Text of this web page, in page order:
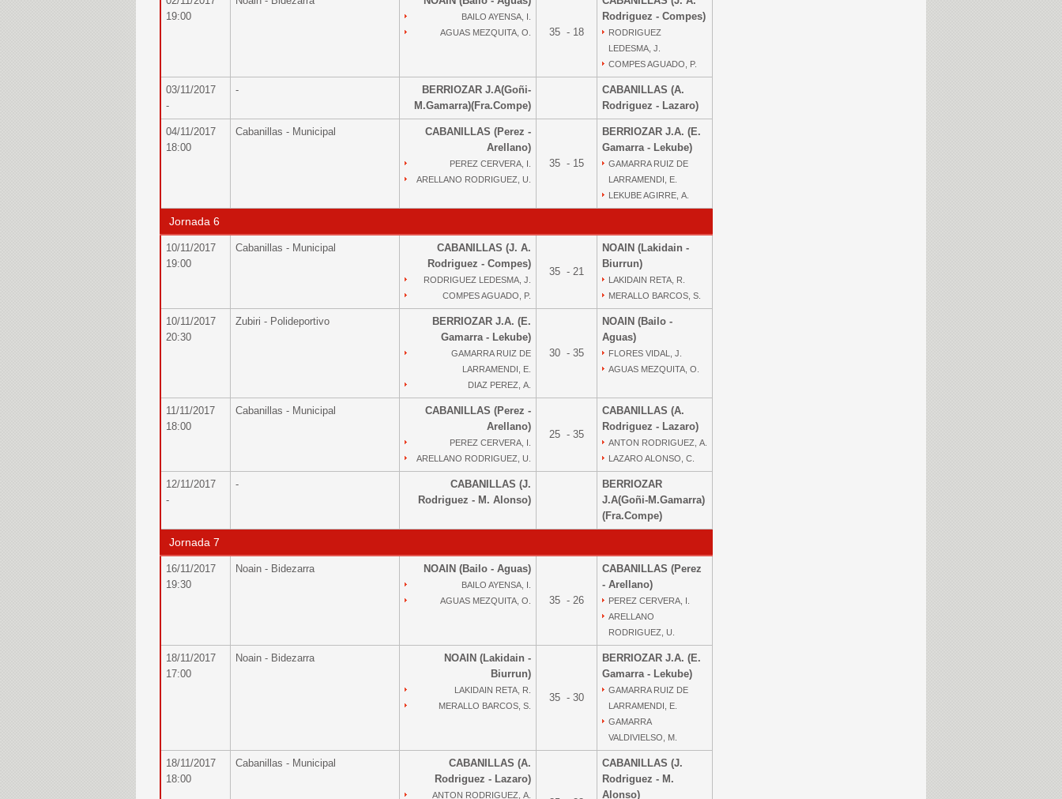
19:00
BAILO AYENSA, I.
AGUAS MEZQUITA, O.
35 - 18
Rodriguez - Compes)
RODRIGUEZ
LEDESMA, J.
COMPES AGUADO, P.
03/11/2017
-
-
BERRIOZAR J.A(Goñi-
M.Gamarra)(Fra.Compe)
CABANILLAS (A.
Rodriguez - Lazaro)
04/11/2017
18:00
Cabanillas - Municipal
CABANILLAS (Perez -
Arellano)
PEREZ CERVERA, I.
ARELLANO RODRIGUEZ, U.
35 - 15
BERRIOZAR J.A. (E.
Gamarra - Lekube)
GAMARRA RUIZ DE
LARRAMENDI, E.
LEKUBE AGIRRE, A.
Jornada 6
10/11/2017
19:00
Cabanillas - Municipal
CABANILLAS (J. A.
Rodriguez - Compes)
RODRIGUEZ LEDESMA, J.
COMPES AGUADO, P.
35 - 21
NOAIN (Lakidain -
Biurrun)
LAKIDAIN RETA, R.
MERALLO BARCOS, S.
10/11/2017
20:30
Zubiri - Polideportivo
BERRIOZAR J.A. (E.
Gamarra - Lekube)
GAMARRA RUIZ DE
LARRAMENDI, E.
DIAZ PEREZ, A.
30 - 35
NOAIN (Bailo -
Aguas)
FLORES VIDAL, J.
AGUAS MEZQUITA, O.
11/11/2017
18:00
Cabanillas - Municipal
CABANILLAS (Perez -
Arellano)
PEREZ CERVERA, I.
ARELLANO RODRIGUEZ, U.
25 - 35
CABANILLAS (A.
Rodriguez - Lazaro)
ANTON RODRIGUEZ, A.
LAZARO ALONSO, C.
12/11/2017
-
-
CABANILLAS (J.
Rodriguez - M. Alonso)
BERRIOZAR
J.A(Goñi-M.Gamarra)
(Fra.Compe)
Jornada 7
16/11/2017
19:30
Noain - Bidezarra NOAIN (Bailo - Aguas)
BAILO AYENSA, I.
AGUAS MEZQUITA, O.
35 - 26
CABANILLAS (Perez
- Arellano)
PEREZ CERVERA, I.
ARELLANO
RODRIGUEZ, U.
18/11/2017
17:00
Noain - Bidezarra
NOAIN (Lakidain -
Biurrun)
LAKIDAIN RETA, R.
MERALLO BARCOS, S.
35 - 30
BERRIOZAR J.A. (E.
Gamarra - Lekube)
GAMARRA RUIZ DE
LARRAMENDI, E.
GAMARRA
VALDIVIELSO, M.
18/11/2017
18:00
Cabanillas - Municipal
CABANILLAS (A.
Rodriguez - Lazaro)
ANTON RODRIGUEZ, A.
CABANILLAS (J.
Rodriguez - M.
Alonso)